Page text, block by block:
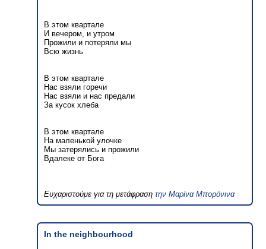
В этом квартале
И вечером, и утром
Прожили и потеряли мы
Всю жизнь
В этом квартале
Нас взяли горечи
Нас взяли и нас предали
За кусок хлеба
В этом квартале
На маленькой улочке
Мы затерялись и прожили
Вдалеке от Бога
Ευχαριστούμε για τη μετάφρασητην Μαρίνα Μπορόνινα
In the neighbourhood